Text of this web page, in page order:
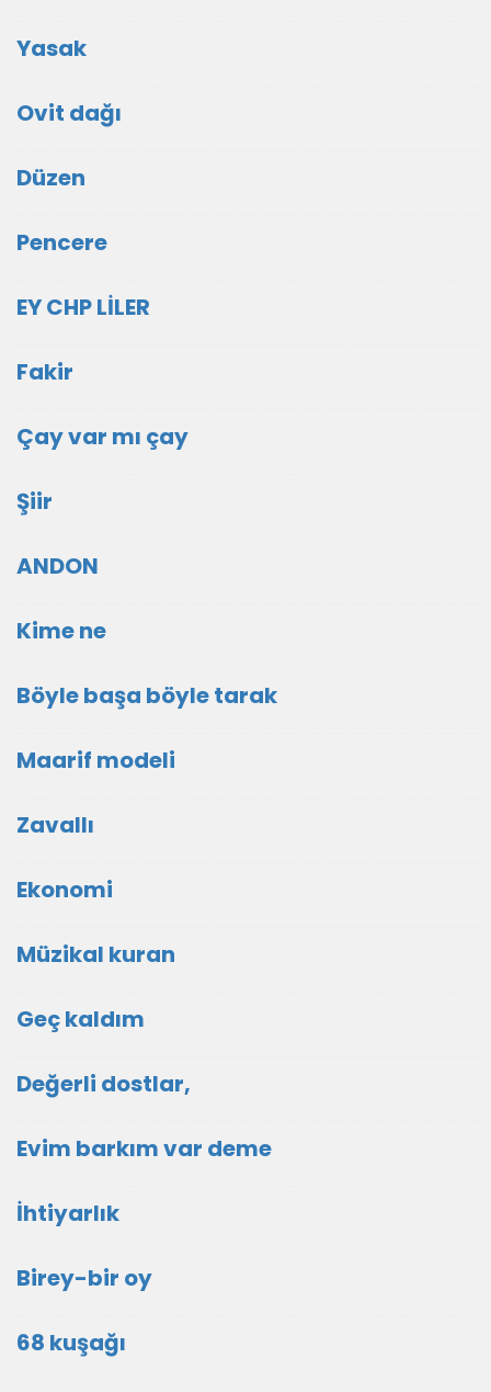
Yasak
Ovit dağı
Düzen
Pencere
EY CHP LİLER
Fakir
Çay var mı çay
Şiir
ANDON
Kime ne
Böyle başa böyle tarak
Maarif modeli
Zavallı
Ekonomi
Müzikal kuran
Geç kaldım
Değerli dostlar,
Evim barkım var deme
İhtiyarlık
Birey-bir oy
68 kuşağı